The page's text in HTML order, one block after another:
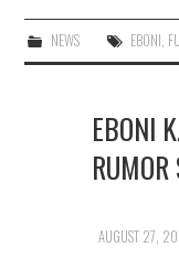
NEWS EBONI,
EBONI
AUGUST 27,